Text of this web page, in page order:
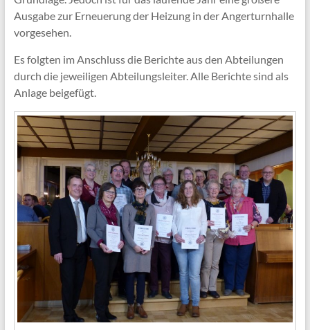
Ausgabe zur Erneuerung der Heizung in der Angerturnhalle
vorgesehen.
Es folgten im Anschluss die Berichte aus den Abteilungen
durch die jeweiligen Abteilungsleiter. Alle Berichte sind als
Anlage beigefügt.